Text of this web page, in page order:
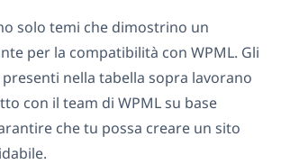
solo temi che dimostrino un
per la compatibilità con WPML. Gli
nella tabella sopra lavorano
con il team di WPML su base
che tu possa creare un sito